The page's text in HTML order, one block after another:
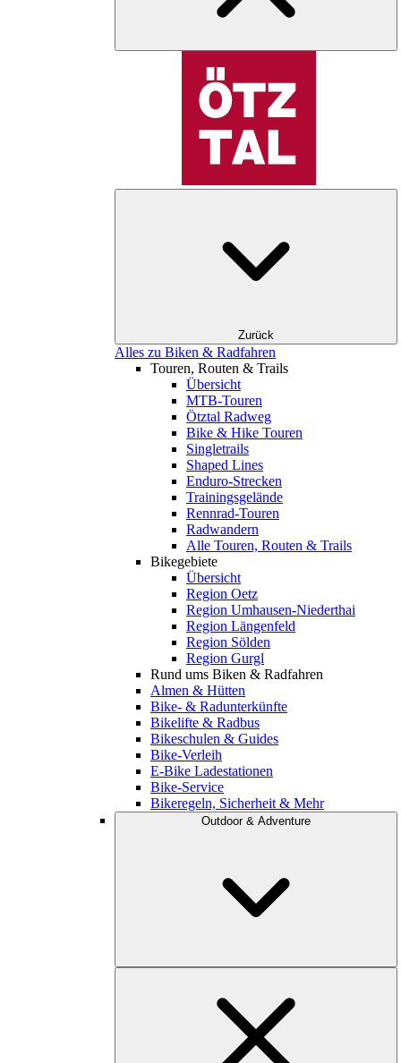
Zurück
Alles zu Biken & Radfahren
Touren, Routen & Trails
Übersicht
MTB-Touren
Ötztal Radweg
Bike & Hike Touren
Singletrails
Shaped Lines
Enduro-Strecken
Trainingsgelände
Rennrad-Touren
Radwandern
Alle Touren, Routen & Trails
Bikegebiete
Übersicht
Region Oetz
Region Umhausen-Niederthai
Region Längenfeld
Region Sölden
Region Gurgl
Rund ums Biken & Radfahren
Almen & Hütten
Bike- & Radunterkünfte
Bikelifte & Radbus
Bikeschulen & Guides
Bike-Verleih
E-Bike Ladestationen
Bike-Service
Bikeregeln, Sicherheit & Mehr
Outdoor & Adventure